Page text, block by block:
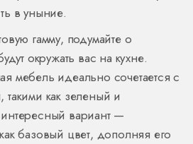
в уныние.
гамму, подумайте о
окружать вас на кухне.
мебель идеально сочетается с
как зеленый и
вариант —
базовый цвет, дополняя его